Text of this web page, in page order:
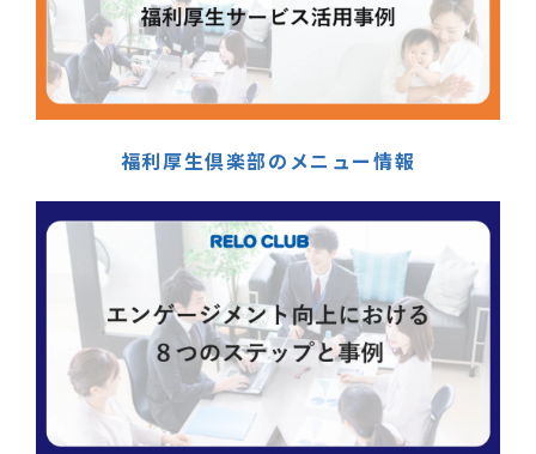
福利厚生倶楽部のメニュー情報